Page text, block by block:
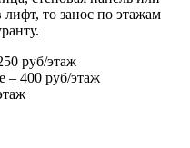
то занос по этажам
руб/этаж
– 400 руб/этаж